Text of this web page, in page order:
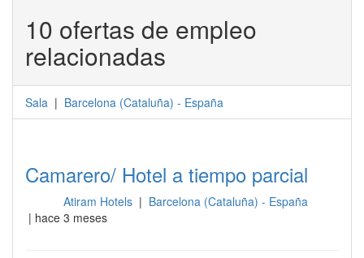
10 ofertas de empleo
relacionadas
Sala | Barcelona (Cataluña) - España
Camarero/ Hotel a tiempo parcial
Atiram Hotels | Barcelona (Cataluña) - España
| hace 3 meses